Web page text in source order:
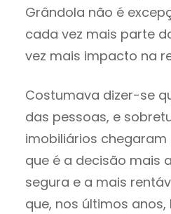
Grândola não é
cada vez mais parte
vez mais impacto na
Costumava dizer-se
das pessoas, e
imobiliários
que é a decisão mais
segura e a mais
que, nos últimos